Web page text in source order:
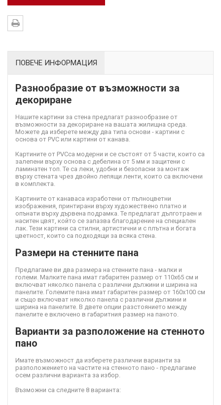
ПОВЕЧЕ ИНФОРМАЦИЯ
Разнообразие от възможности за
декориране
Нашите картини за стена предлагат разнообразие от
възможности за декориране на вашата жилищна среда.
Можете да изберете между два типа основи - картини с
основа от PVC или картини от канава.
Картините от PVCса модерни и се състоят от 5 части, които са
залепени върху основа с дебелина от 5 мм и защитени с
ламинатен топ. Те са леки, удобни и безопасни за монтаж
върху стената чрез двойно лепящи ленти, които са включени
в комплекта.
Картините от канаваса изработени от пълноцветни
изображения, принтирани върху художествено платно и
опънати върху дървена подрамка. Те предлагат дълготраен и
наситен цвят, който се запазва благодарение на специален
лак. Тези картини са стилни, артистични и с плътна и богата
цветност, които са подходящи за всяка стена.
Размери на стенните пана
Предлагаме ви два размера на стенните пана - малки и
големи. Малките пана имат габаритен размер от 110х65 см и
включват няколко панела с различни дължини и ширина на
панелите. Големите пана имат габаритен размер от 160х100 см
и също включват няколко панела с различни дължини и
ширина на панелите. В двете опции разстоянието между
панелите е включено в габаритния размер на паното.
Варианти за разположение на стенното
пано
Имате възможност да изберете различни варианти за
разположението на частите на стенното пано - предлагаме
осем различни варианта за избор.
Възможни са следните 8 варианта: